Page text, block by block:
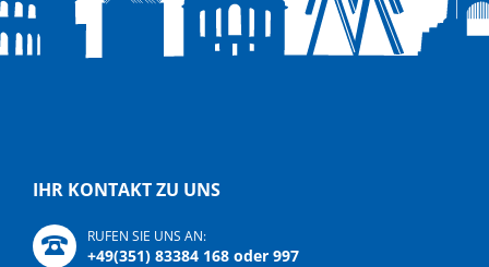
IHR KONTAKT ZU UNS
RUFEN SIE UNS AN:
+49(351) 83384 168 oder 997